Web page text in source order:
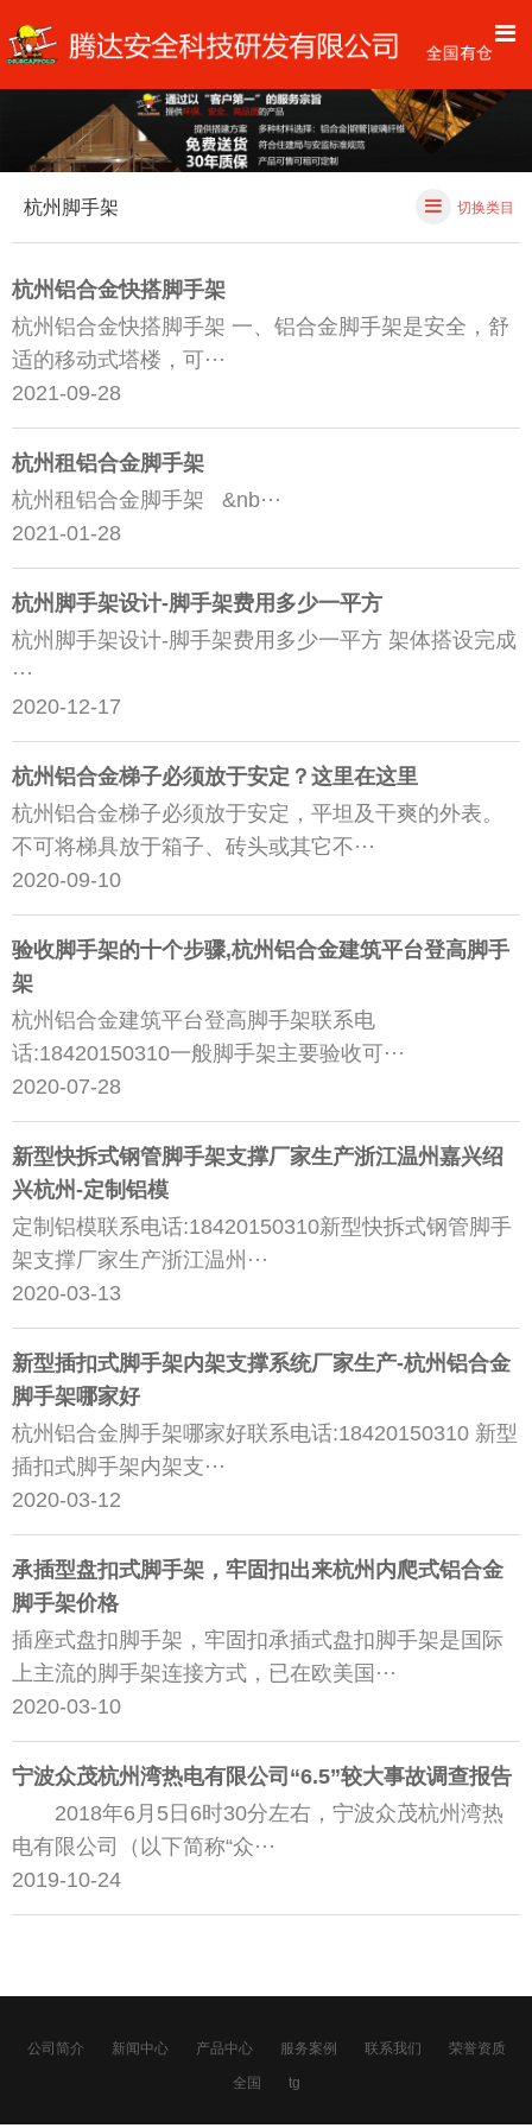
杭州脚手架 切换类目
杭州铝合金快搭脚手架
杭州铝合金快搭脚手架 一、铝合金脚手架是安全，舒
适的移动式塔楼，可···
2021-09-28
杭州租铝合金脚手架
杭州租铝合金脚手架 &nb···
2021-01-28
杭州脚手架设计-脚手架费用多少一平方
杭州脚手架设计-脚手架费用多少一平方 架体搭设完成
···
2020-12-17
杭州铝合金梯子必须放于安定？这里在这里
杭州铝合金梯子必须放于安定，平坦及干爽的外表。
不可将梯具放于箱子、砖头或其它不···
2020-09-10
验收脚手架的十个步骤,杭州铝合金建筑平台登高脚手
架
杭州铝合金建筑平台登高脚手架联系电
话:18420150310一般脚手架主要验收可···
2020-07-28
新型快拆式钢管脚手架支撑厂家生产浙江温州嘉兴绍
兴杭州-定制铝模
定制铝模联系电话:18420150310新型快拆式钢管脚手
架支撑厂家生产浙江温州···
2020-03-13
新型插扣式脚手架内架支撑系统厂家生产-杭州铝合金
脚手架哪家好
杭州铝合金脚手架哪家好联系电话:18420150310 新型
插扣式脚手架内架支···
2020-03-12
承插型盘扣式脚手架，牢固扣出来杭州内爬式铝合金
脚手架价格
插座式盘扣脚手架，牢固扣承插式盘扣脚手架是国际
上主流的脚手架连接方式，已在欧美国···
2020-03-10
宁波众茂杭州湾热电有限公司“6.5”较大事故调查报告
2018年6月5日6时30分左右，宁波众茂杭州湾热
电有限公司（以下简称“众···
2019-10-24
公司简介 新闻中心 产品中心 服务案例 联系我们 荣誉资质
全国 tg